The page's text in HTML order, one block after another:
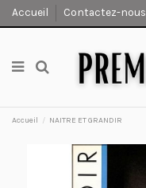
Accueil Contactez-nous
Accueil NAITRE ET GRANDIR